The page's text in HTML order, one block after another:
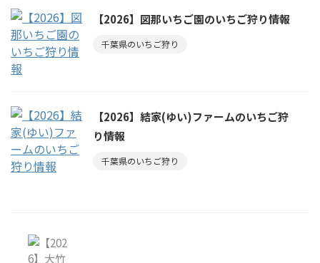
【2026】図那いちご園のいちご狩り情報
千葉県のいちご狩り
【2026】結家(ゆい)ファームのいちご狩
り情報
千葉県のいちご狩り